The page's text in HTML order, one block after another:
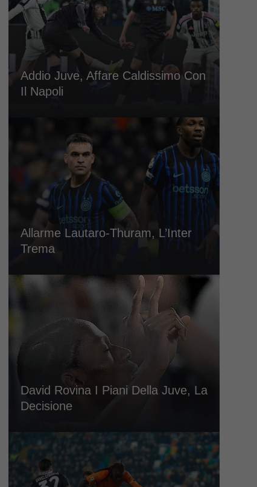
Addio Juve, Affare Caldissimo Con
Il Napoli
Allarme Lautaro-Thuram, L’Inter
Trema
David Rovina I Piani Della Juve, La
Decisione